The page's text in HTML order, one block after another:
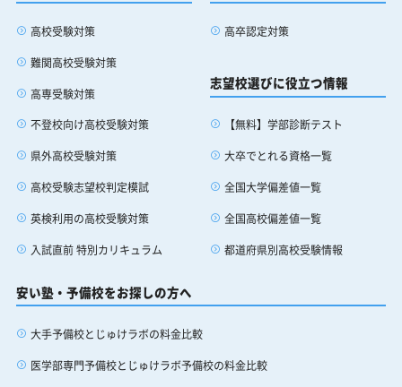
高校受験対策
難関高校受験対策
高専受験対策
不登校向け高校受験対策
県外高校受験対策
高校受験志望校判定模試
英検利用の高校受験対策
入試直前 特別カリキュラム
高卒認定対策
志望校選びに役立つ情報
【無料】学部診断テスト
大卒でとれる資格一覧
全国大学偏差値一覧
全国高校偏差値一覧
都道府県別高校受験情報
安い塾・予備校をお探しの方へ
大手予備校とじゅけラボの料金比較
医学部専門予備校とじゅけラボ予備校の料金比較